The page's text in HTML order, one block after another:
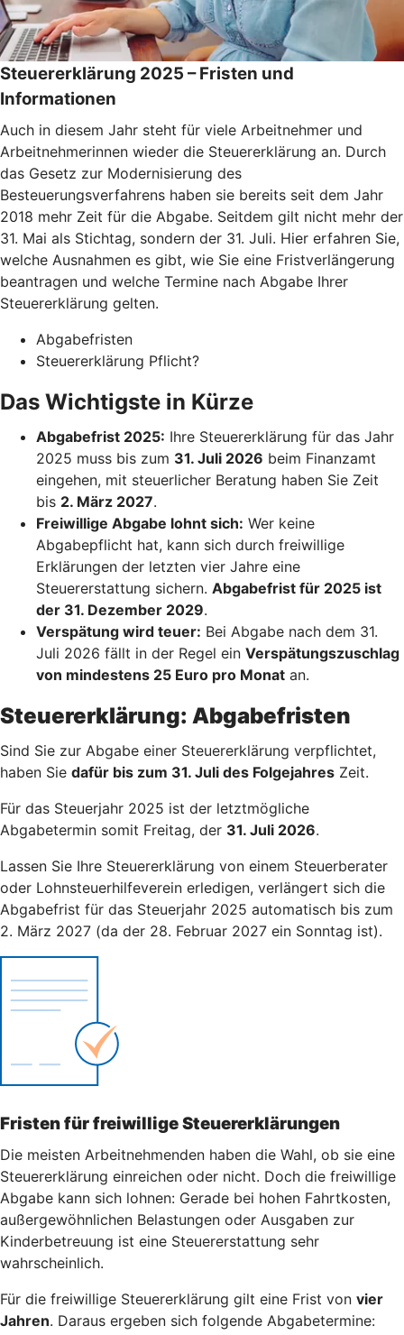
Steuererklärung 2025 – Fristen und
Informationen
Auch in diesem Jahr steht für viele Arbeitnehmer und
Arbeitnehmerinnen wieder die Steuererklärung an. Durch
das Gesetz zur Modernisierung des
Besteuerungsverfahrens haben sie bereits seit dem Jahr
2018 mehr Zeit für die Abgabe. Seitdem gilt nicht mehr der
31. Mai als Stichtag, sondern der 31. Juli. Hier erfahren Sie,
welche Ausnahmen es gibt, wie Sie eine Fristverlängerung
beantragen und welche Termine nach Abgabe Ihrer
Steuererklärung gelten.
Abgabefristen
Steuererklärung Pflicht?
Das Wichtigste in Kürze
Abgabefrist 2025: Ihre Steuererklärung für das Jahr
2025 muss bis zum 31. Juli 2026 beim Finanzamt
eingehen, mit steuerlicher Beratung haben Sie Zeit
bis 2. März 2027.
Freiwillige Abgabe lohnt sich: Wer keine
Abgabepflicht hat, kann sich durch freiwillige
Erklärungen der letzten vier Jahre eine
Steuererstattung sichern. Abgabefrist für 2025 ist
der 31. Dezember 2029.
Verspätung wird teuer: Bei Abgabe nach dem 31.
Juli 2026 fällt in der Regel ein Verspätungszuschlag
von mindestens 25 Euro pro Monat an.
Steuererklärung: Abgabefristen
Sind Sie zur Abgabe einer Steuererklärung verpflichtet,
haben Sie dafür bis zum 31. Juli des Folgejahres Zeit.
Für das Steuerjahr 2025 ist der letztmögliche
Abgabetermin somit Freitag, der 31. Juli 2026.
Lassen Sie Ihre Steuererklärung von einem Steuerberater
oder Lohnsteuerhilfeverein erledigen, verlängert sich die
Abgabefrist für das Steuerjahr 2025 automatisch bis zum
2. März 2027 (da der 28. Februar 2027 ein Sonntag ist).
Fristen für freiwillige Steuererklärungen
Die meisten Arbeitnehmenden haben die Wahl, ob sie eine
Steuererklärung einreichen oder nicht. Doch die freiwillige
Abgabe kann sich lohnen: Gerade bei hohen Fahrtkosten,
außergewöhnlichen Belastungen oder Ausgaben zur
Kinderbetreuung ist eine Steuererstattung sehr
wahrscheinlich.
Für die freiwillige Steuererklärung gilt eine Frist von vier
Jahren. Daraus ergeben sich folgende Abgabetermine: